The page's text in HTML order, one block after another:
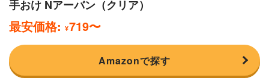
手おけ Nアーバン（クリア）
最安価格: ¥719〜
Amazonで探す